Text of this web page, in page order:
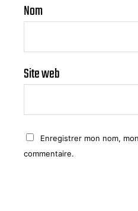
Nom
Site web
Enregistrer mon nom,
commentaire.